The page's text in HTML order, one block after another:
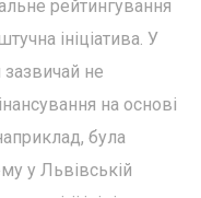
рейтингування
ініціатива. У
зазвичай не
на основі
була
у Львівській